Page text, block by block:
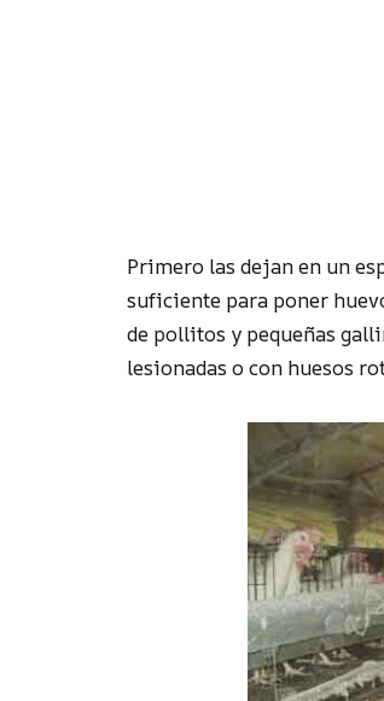
Primero las dejan en un
suficiente para poner
de pollitos y pequeñas
lesionadas o con huesos